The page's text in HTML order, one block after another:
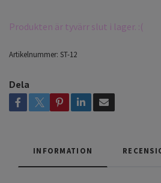
Produkten är tyvärr slut i lager. :(
Artikelnummer: ST-12
Dela
INFORMATION